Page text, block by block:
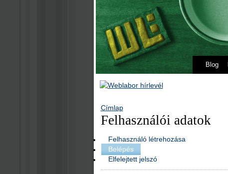
Blog
Címlap
Felhasználói adatok
Felhasználó létrehozása
Belépés
Elfelejtett jelszó